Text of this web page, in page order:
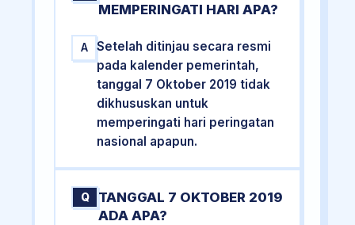
MEMPERINGATI HARI APA?
A
Setelah ditinjau secara resmi
pada kalender pemerintah,
tanggal 7 Oktober 2019 tidak
dikhususkan untuk
memperingati hari peringatan
nasional apapun.
Q
TANGGAL 7 OKTOBER 2019
ADA APA?